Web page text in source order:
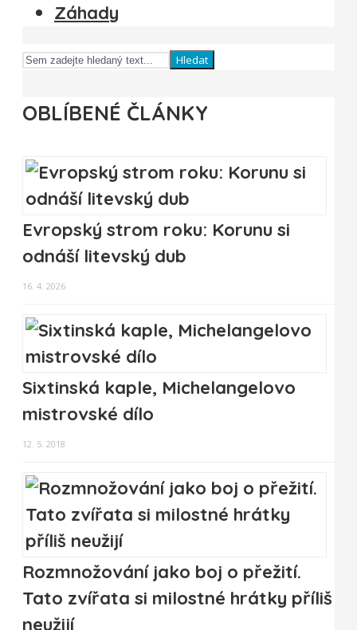
Záhady
Hledat
OBLÍBENÉ ČLÁNKY
Evropský strom roku: Korunu si
odnáší litevský dub
16. 4. 2026
Sixtinská kaple, Michelangelovo
mistrovské dílo
12. 5. 2018
Rozmnožování jako boj o přežití.
Tato zvířata si milostné hrátky příliš
neužijí